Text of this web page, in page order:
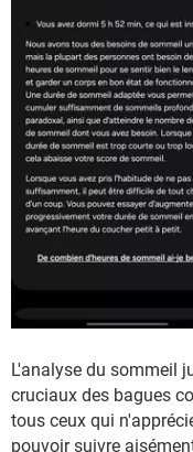
L'analyse du sommeil
cruciaux des bagues
tous ceux qui
pouvoir suivre